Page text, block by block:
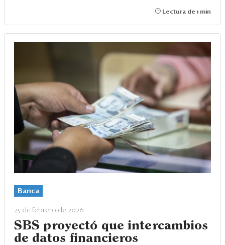
Lectura de 1 min
Banca
25 de febrero de 2026
SBS proyectó que intercambios
de datos financieros